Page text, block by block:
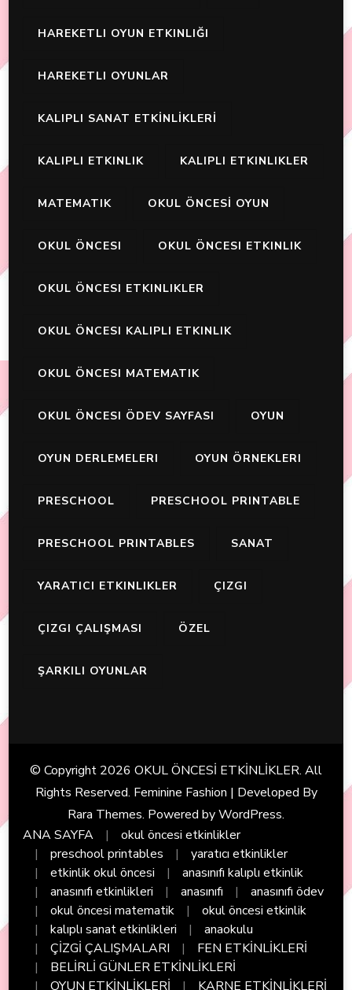
HAREKETLI OYUN ETKINLIĞI
HAREKETLI OYUNLAR
KALIPLI SANAT ETKİNLİKLERİ
KALIPLI ETKINLIK KALIPLI ETKINLIKLER
MATEMATIK OKUL ÖNCESİ OYUN
OKUL ÖNCESI OKUL ÖNCESI ETKINLIK
OKUL ÖNCESI ETKINLIKLER
OKUL ÖNCESI KALIPLI ETKINLIK
OKUL ÖNCESI MATEMATIK
OKUL ÖNCESI ÖDEV SAYFASI OYUN
OYUN DERLEMELERI OYUN ÖRNEKLERI
PRESCHOOL PRESCHOOL PRINTABLE
PRESCHOOL PRINTABLES SANAT
YARATICI ETKINLIKLER ÇIZGI
ÇIZGI ÇALIŞMASI ÖZEL
ŞARKILI OYUNLAR
© Copyright 2026 OKUL ÖNCESİ ETKİNLİKLER. All
Rights Reserved. Feminine Fashion | Developed By
Rara Themes. Powered byWordPress.
ANA SAYFA
okul öncesi etkinlikler
preschool printables
yaratıcı etkinlikler
etkinlik okul öncesi
anasınıfı kalıplı etkinlik
anasınıfı etkinlikleri
anasınıfı
anasınıfı ödev
okul öncesi matematik
okul öncesi etkinlik
kalıplı sanat etkinlikleri
anaokulu
ÇİZGİ ÇALIŞMALARI
FEN ETKİNLİKLERİ
BELİRLİ GÜNLER ETKİNLİKLERİ
OYUN ETKİNLİKLERİ
KARNE ETKİNLİKLERİ